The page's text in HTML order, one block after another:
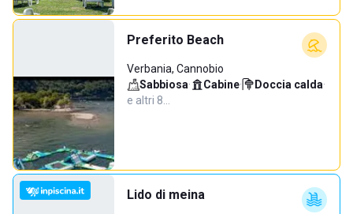
Preferito Beach
Verbania, Cannobio
Sabbiosa· Cabine· Doccia calda·
e altri 8…
Lido di meina